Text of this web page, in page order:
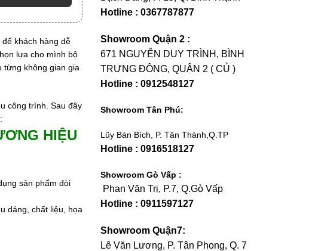
khách hàng dễ
lựa cho mình bộ
không gian gia
công trình. Sau đây
HIỆU
sản phẩm đòi
dáng, chất liệu, họa
Hotline : 0367787877
Showroom Quận 2 :
671 NGUYỄN DUY TRÌNH, BÌNH
TRƯNG ĐÔNG, QUẬN 2 ( CỦ )
Hotline : 0912548127
Showroom Tân Phú:
Lũy Bán Bích, P. Tân Thành,Q.TP
Hotline : 0916518127
Showroom Gò Vấp :
Phan Văn Trị, P.7, Q.Gò Vấp
Hotline : 0911597127
Showroom Quận7:
Lê Văn Lương, P. Tân Phong, Q. 7